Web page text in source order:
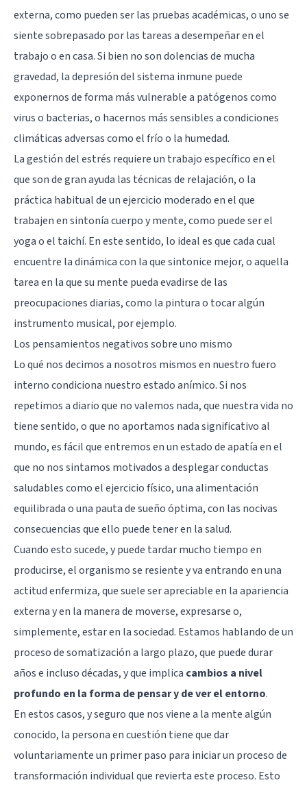
externa, como pueden ser las pruebas académicas, o uno se
siente sobrepasado por las tareas a desempeñar en el
trabajo o en casa. Si bien no son dolencias de mucha
gravedad, la depresión del sistema inmune puede
exponernos de forma más vulnerable a patógenos como
virus o bacterias, o hacernos más sensibles a condiciones
climáticas adversas como el frío o la humedad.
La gestión del estrés requiere un trabajo específico en el
que son de gran ayuda las técnicas de relajación, o la
práctica habitual de un ejercicio moderado en el que
trabajen en sintonía cuerpo y mente, como puede ser el
yoga o el taichí. En este sentido, lo ideal es que cada cual
encuentre la dinámica con la que sintonice mejor, o aquella
tarea en la que su mente pueda evadirse de las
preocupaciones diarias, como la pintura o tocar algún
instrumento musical, por ejemplo.
Los pensamientos negativos sobre uno mismo
Lo qué nos decimos a nosotros mismos en nuestro fuero
interno condiciona nuestro estado anímico. Si nos
repetimos a diario que no valemos nada, que nuestra vida no
tiene sentido, o que no aportamos nada significativo al
mundo, es fácil que entremos en un estado de apatía en el
que no nos sintamos motivados a desplegar conductas
saludables como el ejercicio físico, una alimentación
equilibrada o una pauta de sueño óptima, con las nocivas
consecuencias que ello puede tener en la salud.
Cuando esto sucede, y puede tardar mucho tiempo en
producirse, el organismo se resiente y va entrando en una
actitud enfermiza, que suele ser apreciable en la apariencia
externa y en la manera de moverse, expresarse o,
simplemente, estar en la sociedad. Estamos hablando de un
proceso de somatización a largo plazo, que puede durar
años e incluso décadas, y que implica cambios a nivel
profundo en la forma de pensar y de ver el entorno.
En estos casos, y seguro que nos viene a la mente algún
conocido, la persona en cuestión tiene que dar
voluntariamente un primer paso para iniciar un proceso de
transformación individual que revierta este proceso. Esto